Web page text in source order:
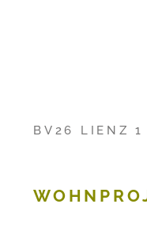
BV26 LIENZ 1